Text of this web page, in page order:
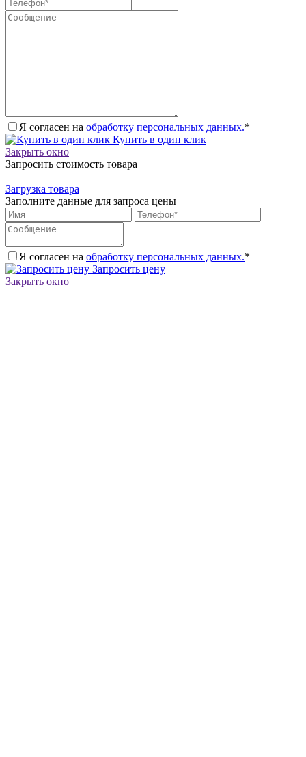
Я согласен на обработку персональных данных.*
Купить в один клик
Закрыть окно
Запросить стоимость товара
Загрузка товара
Заполните данные для запроса цены
Я согласен на обработку персональных данных.*
Запросить цену
Закрыть окно